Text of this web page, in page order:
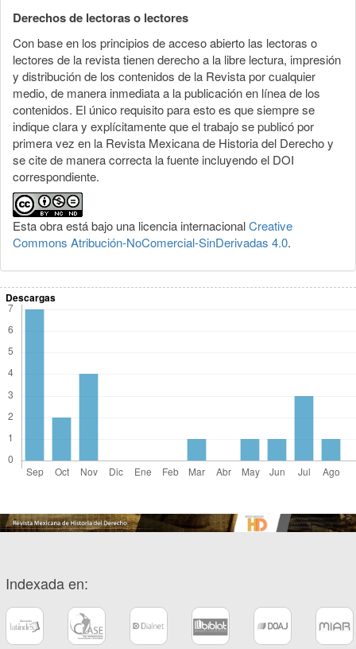
Derechos de lectoras o lectores
Con base en los principios de acceso abierto las lectoras o
lectores de la revista tienen derecho a la libre lectura, impresión
y distribución de los contenidos de la Revista por cualquier
medio, de manera inmediata a la publicación en línea de los
contenidos. El único requisito para esto es que siempre se
indique clara y explícitamente que el trabajo se publicó por
primera vez en la Revista Mexicana de Historia del Derecho y
se cite de manera correcta la fuente incluyendo el DOI
correspondiente.
Esta obra está bajo una licencia internacionalCreative
Commons Atribución-NoComercial-SinDerivadas 4.0.
Descargas
Indexada en: